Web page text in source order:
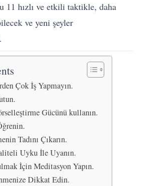
11 hızlı ve etkili taktikle, daha
ve yeni şeyler
Çok İş Yapmayın.
Gücünü kullanın.
Tadını Çıkarın.
Uyku İle Uyanın.
İçin Meditasyon Yapın.
Dikkat Edin.